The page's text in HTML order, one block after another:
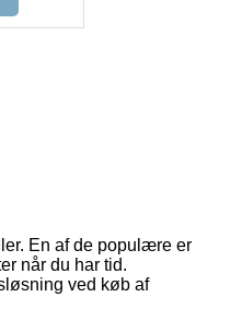
En af de populære er
når du har tid.
ved køb af